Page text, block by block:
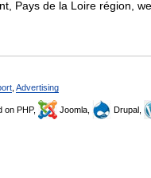
Pays de la Loire région,
Advertising
on PHP, Joomla, Drupal,